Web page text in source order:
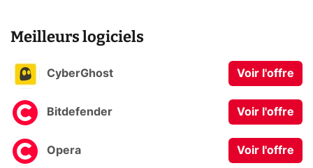
Meilleurs logiciels
CyberGhost Voir l'offre
Bitdefender Voir l'offre
Opera Voir l'offre